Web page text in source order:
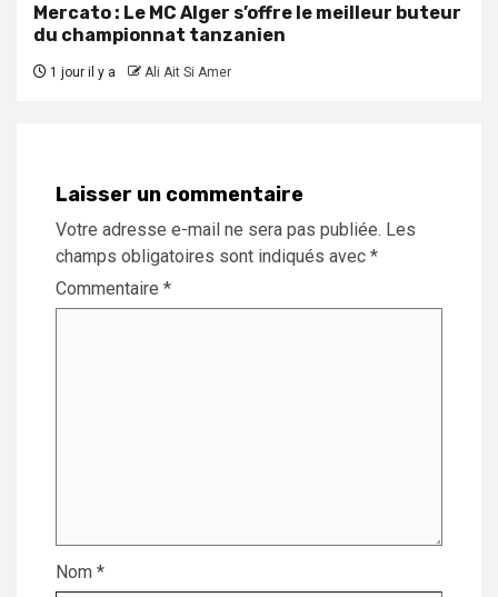
Mercato : Le MC Alger s’offre le meilleur buteur
du championnat tanzanien
1 jour il y a Ali Ait Si Amer
Laisser un commentaire
Votre adresse e-mail ne sera pas publiée. Les
champs obligatoires sont indiqués avec *
Commentaire *
Nom *